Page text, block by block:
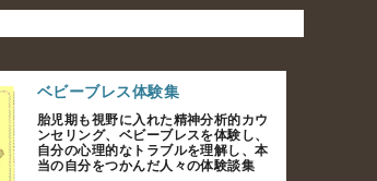
ベビーブレス体験集
胎児期も視野に入れた精神分析的カウ
ンセリング、ベビーブレスを体験し、
自分の心理的なトラブルを理解し、本
当の自分をつかんだ人々の体験談集